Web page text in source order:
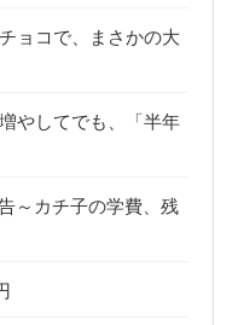
ョコで、まさかの大
やしてでも、「半年
～カチ子の学費、残